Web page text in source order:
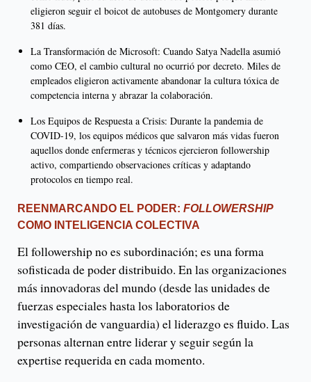
eligieron seguir el boicot de autobuses de Montgomery durante
381 días.
La Transformación de Microsoft: Cuando Satya Nadella asumió
como CEO, el cambio cultural no ocurrió por decreto. Miles de
empleados eligieron activamente abandonar la cultura tóxica de
competencia interna y abrazar la colaboración.
Los Equipos de Respuesta a Crisis: Durante la pandemia de
COVID-19, los equipos médicos que salvaron más vidas fueron
aquellos donde enfermeras y técnicos ejercieron followership
activo, compartiendo observaciones críticas y adaptando
protocolos en tiempo real.
REENMARCANDO EL PODER: FOLLOWERSHIP
COMO INTELIGENCIA COLECTIVA
El followership no es subordinación; es una forma
sofisticada de poder distribuido. En las organizaciones
más innovadoras del mundo (desde las unidades de
fuerzas especiales hasta los laboratorios de
investigación de vanguardia) el liderazgo es fluido. Las
personas alternan entre liderar y seguir según la
expertise requerida en cada momento.